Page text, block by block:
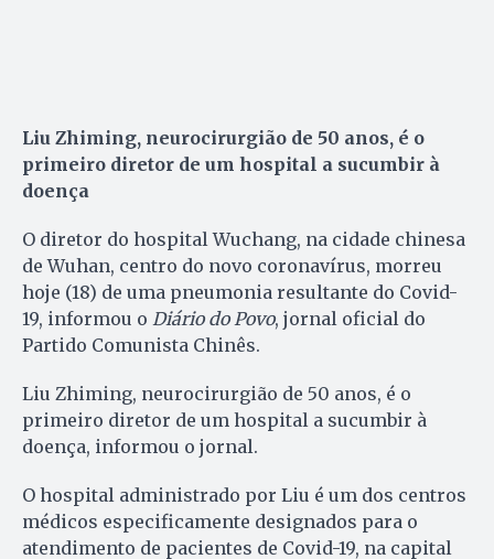
Liu Zhiming, neurocirurgião de 50 anos, é o
primeiro diretor de um hospital a sucumbir à
doença
O diretor do hospital Wuchang, na cidade chinesa
de Wuhan, centro do novo coronavírus, morreu
hoje (18) de uma pneumonia resultante do Covid-
19, informou o Diário do Povo, jornal oficial do
Partido Comunista Chinês.
Liu Zhiming, neurocirurgião de 50 anos, é o
primeiro diretor de um hospital a sucumbir à
doença, informou o jornal.
O hospital administrado por Liu é um dos centros
médicos especificamente designados para o
atendimento de pacientes de Covid-19, na capital